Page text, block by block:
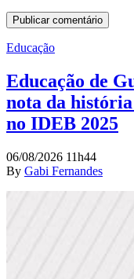
Educação
Educação de
nota da
no IDEB 2025
06/08/2026 11h44
By Gabi Fernandes